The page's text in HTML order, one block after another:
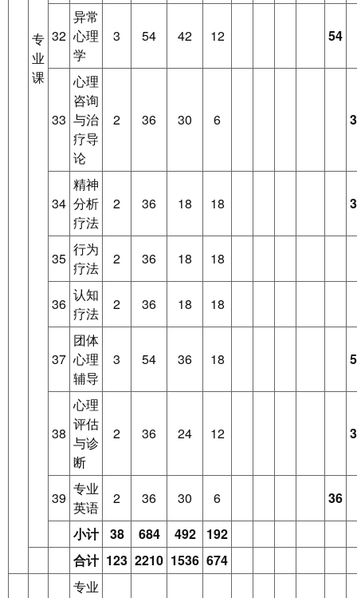
专
业
课
32
异常
心理
学
3 54 42 12 54
33
心理
咨询
与治
疗导
论
2 36 30 6
34
精神
分析
疗法
2 36 18 18
35
行为
疗法
2 36 18 18
36
认知
疗法
2 36 18 18
37
团体
心理
辅导
3 54 36 18
38
心理
评估
与诊
断
2 36 24 12
39
专业
英语
2 36 30 6
36
小计
38 684 492
192
合计 123 2210 1536 674
专业